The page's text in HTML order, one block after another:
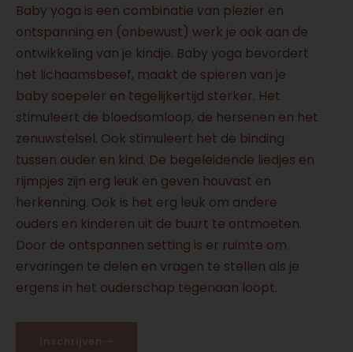
Baby yoga is een combinatie van plezier en
ontspanning en (onbewust) werk je ook aan de
ontwikkeling van je kindje. Baby yoga bevordert
het lichaamsbesef, maakt de spieren van je
baby soepeler en tegelijkertijd sterker. Het
stimuleert de bloedsomloop, de hersenen en het
zenuwstelsel. Ook stimuleert het de binding
tussen ouder en kind. De begeleidende liedjes en
rijmpjes zijn erg leuk en geven houvast en
herkenning. Ook is het erg leuk om andere
ouders en kinderen uit de buurt te ontmoeten.
Door de ontspannen setting is er ruimte om
ervaringen te delen en vragen te stellen als je
ergens in het ouderschap tegenaan loopt.
Inschrijven